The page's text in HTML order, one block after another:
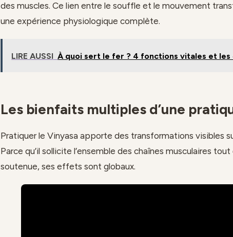
des muscles. Ce lien entre le souffle et le mouvement
une expérience physiologique complète.
LIRE AUSSI À quoi sert le fer ? 4 fonctions vitales et
Les bienfaits multiples d’une
Pratiquer le Vinyasa apporte des transformations visibles
Parce qu’il sollicite l’ensemble des chaînes musculaires
soutenue, ses effets sont globaux.